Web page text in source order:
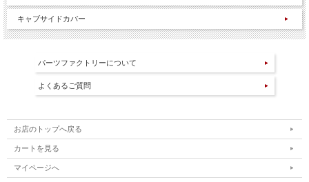
キャブサイドカバー
パーツファクトリーについて
よくあるご質問
お店のトップへ戻る
カートを見る
マイページへ